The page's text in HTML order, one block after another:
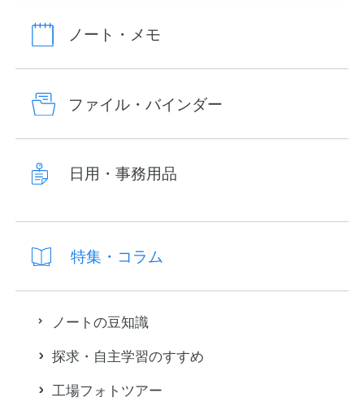
ノート・メモ
ファイル・バインダー
日用・事務用品
特集・コラム
ノートの豆知識
探求・自主学習のすすめ
工場フォトツアー